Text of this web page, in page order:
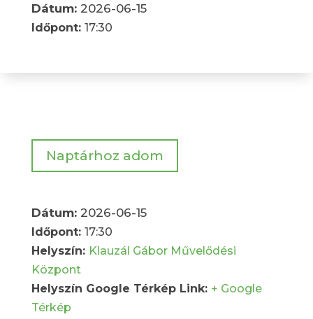
Dátum: 2026-06-15
Időpont: 17:30
Naptárhoz adom
Dátum: 2026-06-15
Időpont: 17:30
Helyszín: Klauzál Gábor Művelődési
Központ
Helyszín Google Térkép Link: + Google
Térkép